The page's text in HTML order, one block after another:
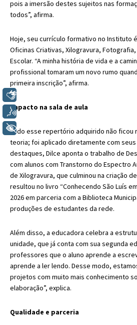
pois a imersão destes sujeitos nas
todos”, afirma.
Hoje, seu currículo formativo no Instituto
Oficinas Criativas, Xilogravura,
Escolar. “A minha história de vida e a
profissional tomaram um novo rumo
primeira inscrição”, afirma.
Impacto na sala de aula
Todo esse repertório adquirido não ficou
teoria; foi aplicado diretamente com
destaques, Dilce aponta o trabalho de
com alunos com Transtorno do Espectro
de Xilogravura, que culminou na criação
resultou no livro “Conhecendo São Luís
2026 em parceria com a Biblioteca
produções de estudantes da rede.
Além disso, a educadora celebra a
unidade, que já conta com sua segunda
professores que o aluno aprende a
aprende a ler lendo. Desse modo,
projetos com muito mais conhecimento
elaboração”, explica.
Qualidade e parceria
Voz
+ Acessibilidade